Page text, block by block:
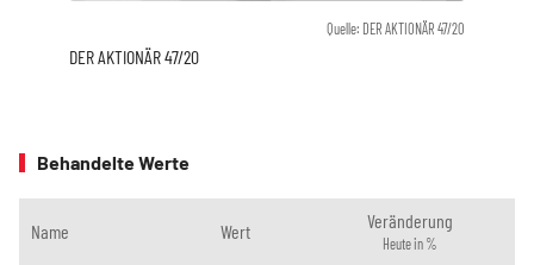
Quelle: DER AKTIONÄR 47/20
DER AKTIONÄR 47/20
Behandelte Werte
Name Wert Veränderung
Heute in %